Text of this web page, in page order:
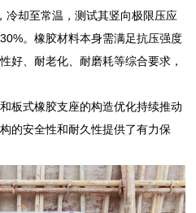
冷却至常温，测试其竖向极限压应
。橡胶材料本身需满足抗压强度
好、耐老化、耐磨耗等综合要求，
板式橡胶支座的构造优化持续推动
的安全性和耐久性提供了有力保